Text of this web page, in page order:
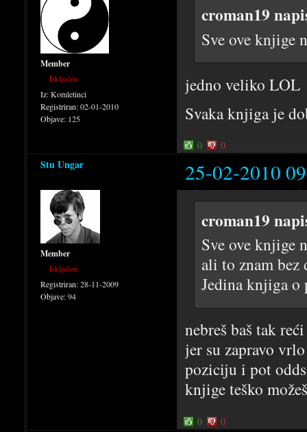
Member
Isključen
Iz:Komletinci
Registriran:02-01-2010
Objave: 125
croman19
Sve ove knjige
jedno veliko LOL
Svaka knjiga je
0 0
Stu Ungar 25-02-2010
Member
Isključen
Registriran:28-11-2009
Objave:94
croman19
Sve ove knjige
ali to znam
Jedina knjiga o
nebreš baš tak
jer su zapravo
poziciju i pot
knjige teško
0 0